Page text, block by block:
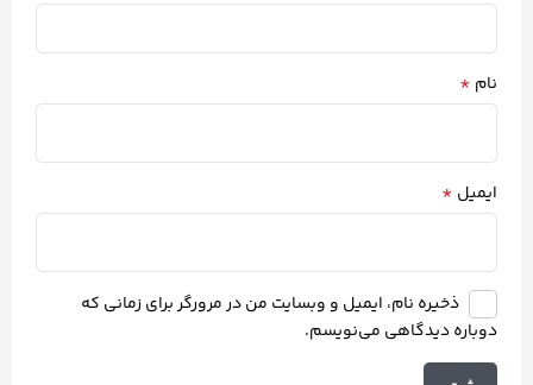
نام *
ایمیل *
ذخیره نام، ایمیل و وبسایت من در مرورگر برای زمانی که
دوباره دیدگاهی می‌نویسم.